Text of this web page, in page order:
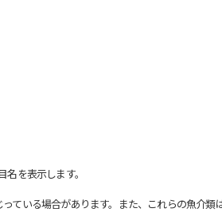
を表示します。
いる場合があります。また、これらの魚介類